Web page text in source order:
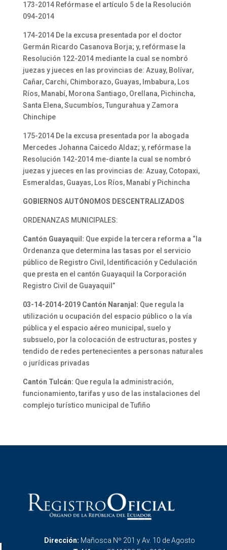
173-2014 Refórmase el artículo 5 de la Resolución
094-2014
174-2014 De la excusa presentada por el doctor
Germán Ricardo Casanova Borja; y, refórmase la
Resolución 122-2014 mediante la cual se nombró
juezas y jueces en las provincias de: Azuay, Bolívar,
Cañar, Carchi, Chimborazo, Guayas, Imbabura, Los
Ríos, Manabí, Morona Santiago, Orellana, Pichincha,
Santa Elena, Sucumbíos, Tungurahua y Zamora
Chinchipe
175-2014 De la excusa presentada por la abogada
Mercedes Johanna Caicedo Aldaz; y, refórmase la
Resolución 142-2014 me-diante la cual se nombró
juezas y jueces en las provincias de: Azuay, Cotopaxi,
Esmeraldas, Guayas, Los Ríos, Manabí y Pichincha
GOBIERNOS AUTÓNOMOS DESCENTRALIZADOS
ORDENANZAS MUNICIPALES:
Cantón Guayaquil: Que expide la tercera reforma a “la
Ordenanza que determina las tasas por el servicio
público de Registro Civil, Identificación y Cedulación
que presta en el cantón Guayaquil la Corporación
Registro Civil de Guayaquil”
03-14-2014-2019 Cantón Naranjal: Que regula la
utilización u ocupación del espacio público o la vía
pública y el espacio aéreo municipal, suelo y
subsuelo, por la colocación de estructuras, postes y
tendido de redes pertenecientes a personas naturales
o jurídicas privadas
Cantón Tulcán: Que regula la administración,
funcionamiento, tarifas y uso de las instalaciones del
complejo turístico municipal de Tufiño
Dirección: Mañosca Nº 201 y Av. 10 de Agosto